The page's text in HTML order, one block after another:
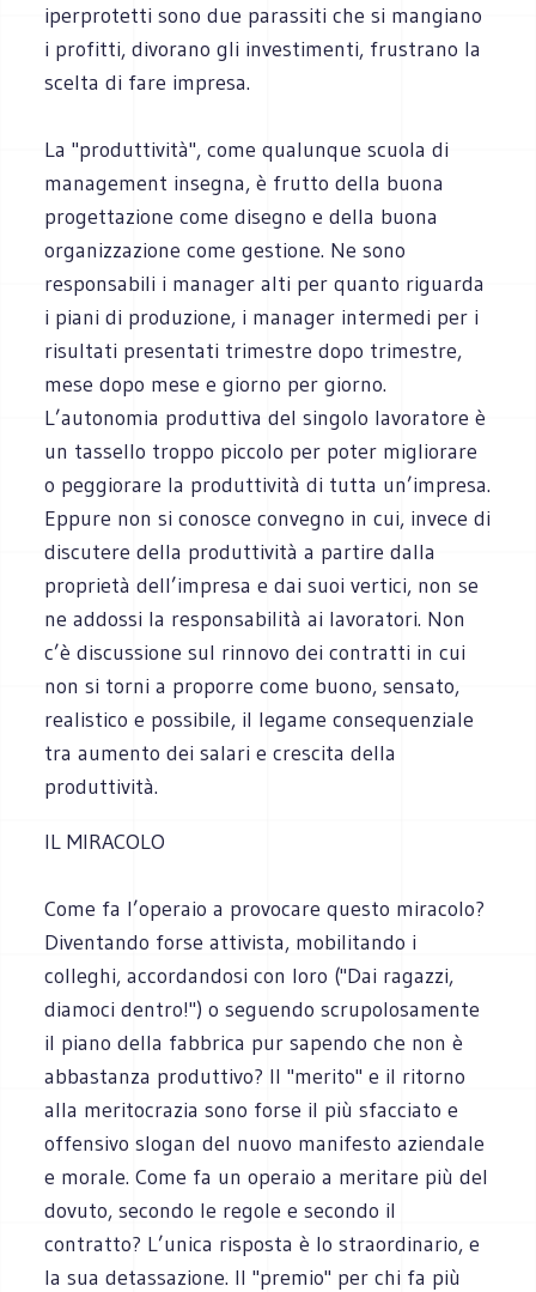
iperprotetti sono due parassiti che si mangiano
i profitti, divorano gli investimenti, frustrano la
scelta di fare impresa.
La "produttività", come qualunque scuola di
management insegna, è frutto della buona
progettazione come disegno e della buona
organizzazione come gestione. Ne sono
responsabili i manager alti per quanto riguarda
i piani di produzione, i manager intermedi per i
risultati presentati trimestre dopo trimestre,
mese dopo mese e giorno per giorno.
L’autonomia produttiva del singolo lavoratore è
un tassello troppo piccolo per poter migliorare
o peggiorare la produttività di tutta un’impresa.
Eppure non si conosce convegno in cui, invece di
discutere della produttività a partire dalla
proprietà dell’impresa e dai suoi vertici, non se
ne addossi la responsabilità ai lavoratori. Non
c’è discussione sul rinnovo dei contratti in cui
non si torni a proporre come buono, sensato,
realistico e possibile, il legame consequenziale
tra aumento dei salari e crescita della
produttività.
IL MIRACOLO
Come fa l’operaio a provocare questo miracolo?
Diventando forse attivista, mobilitando i
colleghi, accordandosi con loro ("Dai ragazzi,
diamoci dentro!") o seguendo scrupolosamente
il piano della fabbrica pur sapendo che non è
abbastanza produttivo? Il "merito" e il ritorno
alla meritocrazia sono forse il più sfacciato e
offensivo slogan del nuovo manifesto aziendale
e morale. Come fa un operaio a meritare più del
dovuto, secondo le regole e secondo il
contratto? L’unica risposta è lo straordinario, e
la sua detassazione. Il "premio" per chi fa più